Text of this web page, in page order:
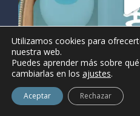
Utilizamos cookies para
nuestra web.
Puedes aprender más sobre
cambiarlas en los ajustes.
Aceptar Rechazar